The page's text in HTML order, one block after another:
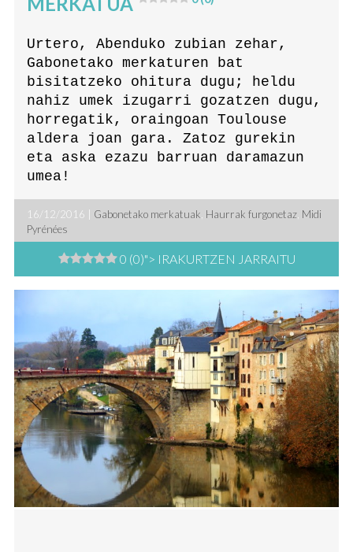
Urtero, Abenduko zubian zehar,
Gabonetako merkaturen bat
bisitatzeko ohitura dugu; heldu
nahiz umek izugarri gozatzen dugu,
horregatik, oraingoan Toulouse
aldera joan gara. Zatoz gurekin
eta aska ezazu barruan daramazun
umea!
16/12/2016 | Gabonetako merkatuak Haurrak furgonetaz Midi
Pyrénées
0 (0)"> IRAKURTZEN JARRAITU